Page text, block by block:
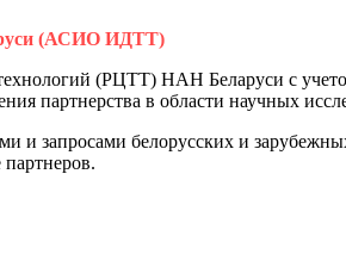
(АСИО ИДТТ)
(РЦТТ) НАН Беларуси с
партнерства в области научных
и запросами белорусских и